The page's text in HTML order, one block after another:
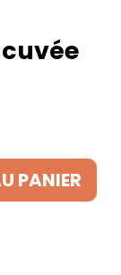
PANIER